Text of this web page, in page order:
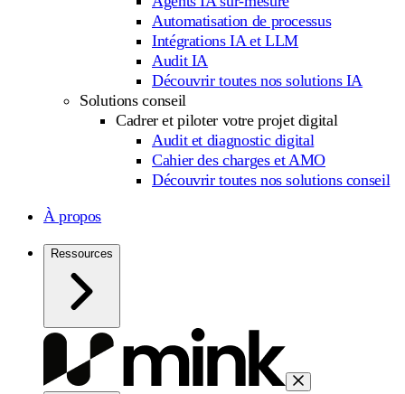
Automatisation de processus
Intégrations IA et LLM
Audit IA
Découvrir toutes nos solutions IA
Solutions conseil
Cadrer et piloter votre projet digital
Audit et diagnostic digital
Cahier des charges et AMO
Découvrir toutes nos solutions conseil
À propos
Ressources